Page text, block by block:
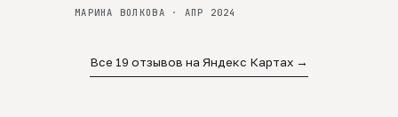
МАРИНА ВОЛКОВА · АПР 2024
Все 19 отзывов на Яндекс Картах →